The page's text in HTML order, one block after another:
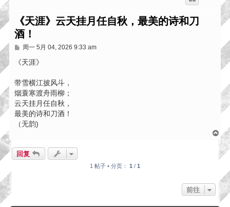
《天涯》云天挂月任自秋，最美的诗和刀
酒！
帖
周一 5月 04, 2026 9:33 am
《天涯》
带雪横江披风斗，
烟蓑寒渡舟雨柳；
云天挂月任自秋，
最美的诗和刀酒！
（无韵)
页
首
回复
1 帖子 • 分页： 1 / 1
前往